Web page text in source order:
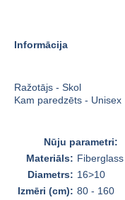
Informācija
Ražotājs - Skol
Kam paredzēts - Unisex
Nūju parametri:
Materiāls: Fiberglass
Diametrs: 16>10
Izmēri (cm): 80 - 160